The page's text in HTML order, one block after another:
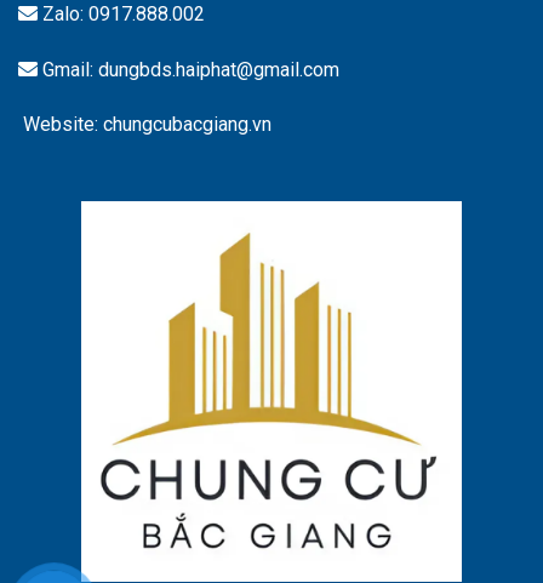
Zalo: 0917.888.002
Gmail: dungbds.haiphat@gmail.com
Website: chungcubacgiang.vn